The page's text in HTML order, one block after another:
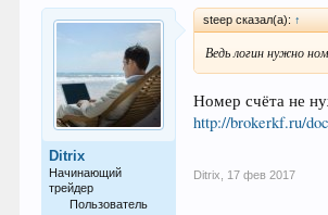
Ditrix
Начинающий
трейдер
Пользователь
steep сказал(а): ↑
Ведь логин нужно
Номер счёта не
http://brokerkf.ru/
Ditrix
17 фев 2017